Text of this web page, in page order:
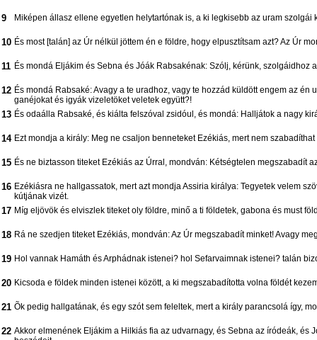
9 Miképen állasz ellene egyetlen helytartónak is, a ki legkisebb az uram
10 És most [talán] az Úr nélkül jöttem én e földre, hogy elpusztítsam azt? Az Úr
11 És mondá Eljákim és Sebna és Jóák Rabsakénak: Szólj, kérünk,
12 És mondá Rabsaké: Avagy a te uradhoz, vagy te hozzád küldött engem az
ganéjokat és igyák vizeletöket veletek együtt?!
13 És odaálla Rabsaké, és kiálta felszóval zsidóul, és mondá: Halljátok a nagy
14 Ezt mondja a király: Meg ne csaljon benneteket Ezékiás, mert nem szabadíthat
15 És ne biztasson titeket Ezékiás az Úrral, mondván: Kétségtelen megszabadít
16 Ezékiásra ne hallgassatok, mert azt mondja Assiria királya: Tegyetek velem
kútjának vizét.
17 Míg eljövök és elviszlek titeket oly földre, minő a ti földetek, gabona és must
18 Rá ne szedjen titeket Ezékiás, mondván: Az Úr megszabadít minket! Avagy
19 Hol vannak Hamáth és Arphádnak istenei? hol Sefarvaimnak istenei? talán
20 Kicsoda e földek minden istenei között, a ki megszabadította volna földét
21 Õk pedig hallgatának, és egy szót sem feleltek, mert a király parancsolá így,
22 Akkor elmenének Eljákim a Hilkiás fia az udvarnagy, és Sebna az íródeák,